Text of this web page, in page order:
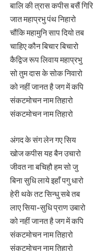
बालि की त्रास कपीस बसैं गिरि
जात महाप्रभु पंथ निहारो
चौंकि महामुनि साप दियो तब
चाहिए कौन बिचार बिचारो
कैद्विज रूप लिवाय महाप्रभु
सो तुम दास के सोक निवारो
को नहीं जानत है जग में कपि
संकटमोचन नाम तिहारो
संकटमोचन नाम तिहारो
अंगद के संग लेन गए सिय
खोज कपीस यह बैन उचारो
जीवत ना बचिहौ हम सो जु
बिना सुधि लाये इहाँ पगु धारो
हेरी थके तट सिन्धु सबे तब
लाए सिया-सुधि प्राण उबारो
को नहीं जानत है जग में कपि
संकटमोचन नाम तिहारो
संकटमोचन नाम तिहारो